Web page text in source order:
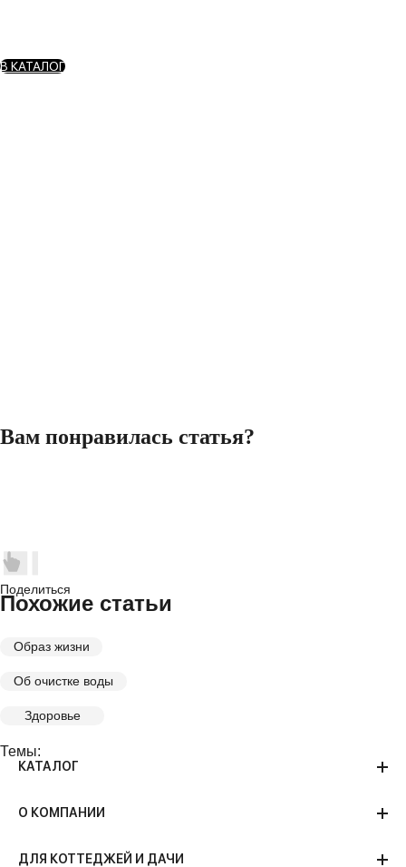
В КАТАЛОГ
Поделиться
Образ жизни
Об очистке воды
Здоровье
Темы:
Вам понравилась статья?
Похожие статьи
КАТАЛОГ
О КОМПАНИИ
ДЛЯ КОТТЕДЖЕЙ И ДАЧИ